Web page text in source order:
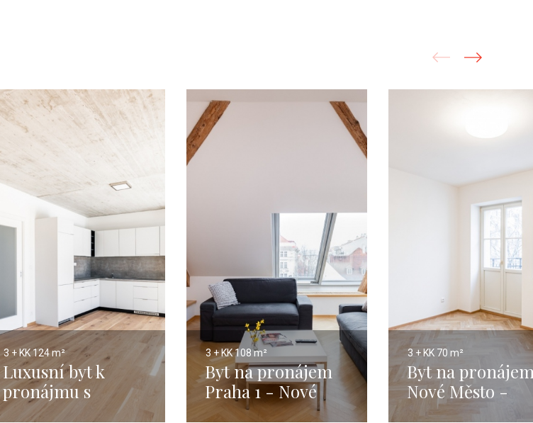
3 + KK124 m²
Luxusní byt k
pronájmu s
terasou - Praha 1 -
3 + KK108 m²
Byt na pronájem
Praha 1 - Nové
Město - 108m
3 + KK 70 m²
Byt na
Nové Město -
Praha 1 - 70m